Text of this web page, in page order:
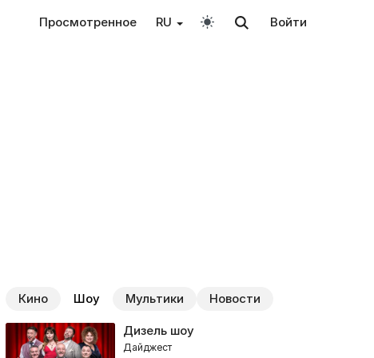
Просмотренное RU Войти
Кино Шоу Мультики Новости
Дизель шоу
Дайджест